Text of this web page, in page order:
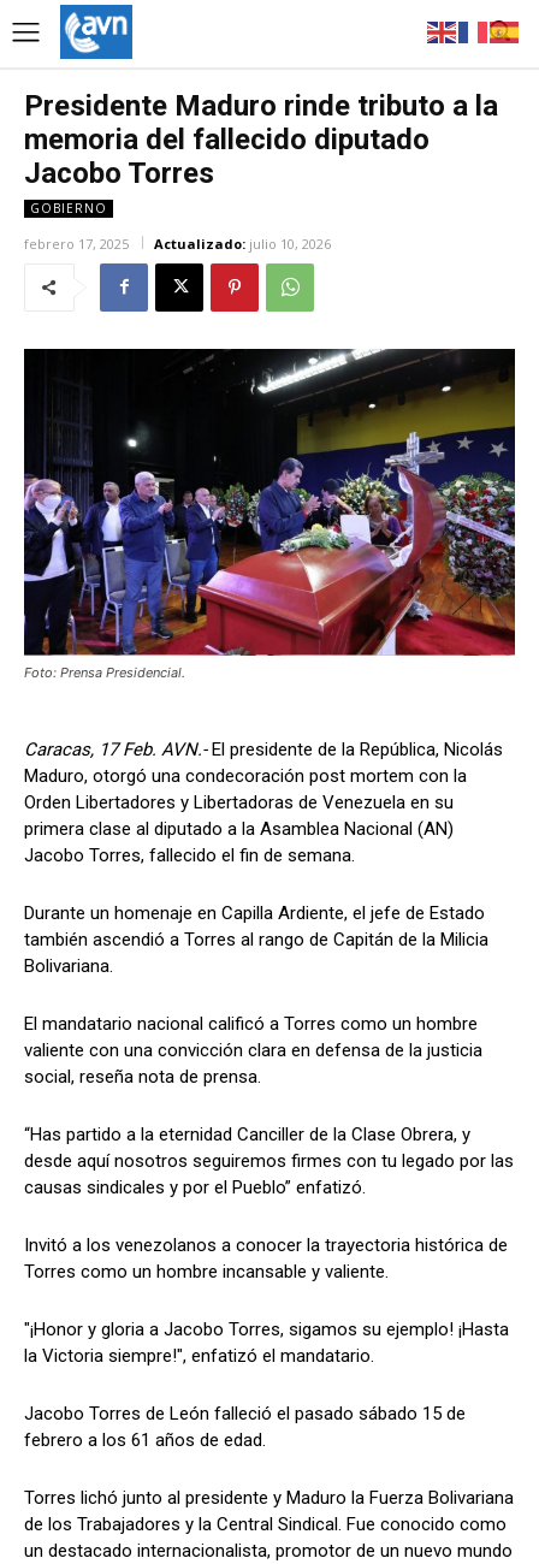
Presidente Maduro rinde tributo a la
memoria del fallecido diputado
Jacobo Torres
GOBIERNO
febrero 17, 2025 Actualizado: julio 10, 2026
Foto: Prensa Presidencial.
Caracas, 17 Feb. AVN.-El presidente de la República, Nicolás
Maduro, otorgó una condecoración post mortem con la
Orden Libertadores y Libertadoras de Venezuela en su
primera clase al diputado a la Asamblea Nacional (AN)
Jacobo Torres, fallecido el fin de semana.
Durante un homenaje en Capilla Ardiente, el jefe de Estado
también ascendió a Torres al rango de Capitán de la Milicia
Bolivariana.
El mandatario nacional calificó a Torres como un hombre
valiente con una convicción clara en defensa de la justicia
social, reseña nota de prensa.
“Has partido a la eternidad Canciller de la Clase Obrera, y
desde aquí nosotros seguiremos firmes con tu legado por las
causas sindicales y por el Pueblo” enfatizó.
Invitó a los venezolanos a conocer la trayectoria histórica de
Torres como un hombre incansable y valiente.
"¡Honor y gloria a Jacobo Torres, sigamos su ejemplo! ¡Hasta
la Victoria siempre!", enfatizó el mandatario.
Jacobo Torres de León falleció el pasado sábado 15 de
febrero a los 61 años de edad.
Torres lichó junto al presidente y Maduro la Fuerza Bolivariana
de los Trabajadores y la Central Sindical. Fue conocido como
un destacado internacionalista, promotor de un nuevo mundo